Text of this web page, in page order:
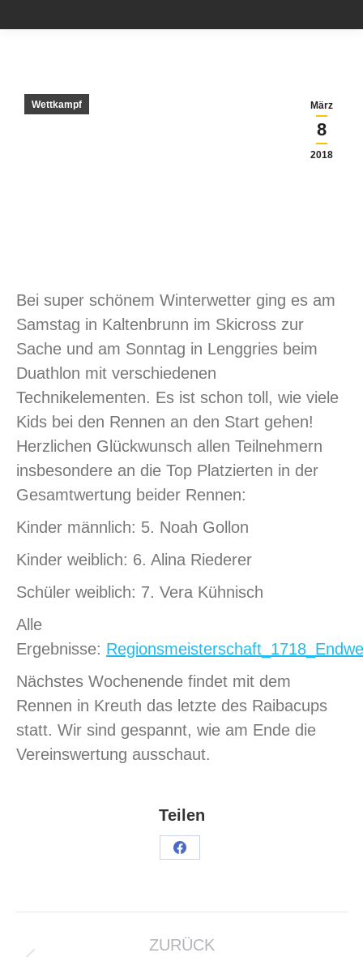
März
8
2018
Wettkampf
Bei super schönem Winterwetter ging es am
Samstag in Kaltenbrunn im Skicross zur
Sache und am Sonntag in Lenggries beim
Duathlon mit verschiedenen
Technikelementen. Es ist schon toll, wie viele
Kids bei den Rennen an den Start gehen!
Herzlichen Glückwunsch allen Teilnehmern
insbesondere an die Top Platzierten in der
Gesamtwertung beider Rennen:
Kinder männlich: 5. Noah Gollon
Kinder weiblich: 6. Alina Riederer
Schüler weiblich: 7. Vera Kühnisch
Alle
Ergebnisse:
Nächstes Wochenende findet mit dem
Rennen in Kreuth das letzte des Raibacups
statt. Wir sind gespannt, wie am Ende die
Vereinswertung ausschaut.
Teilen
ZURÜCK